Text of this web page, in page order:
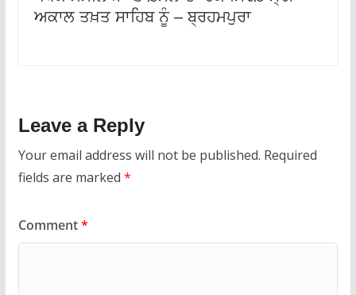
ਅਕਾਲ ਤਖ਼ਤ ਸਾਹਿਬ ਨੂੰ – ਬ੍ਰਹਮਪੁਰਾ
Leave a Reply
Your email address will not be published. Required
fields are marked *
Comment*